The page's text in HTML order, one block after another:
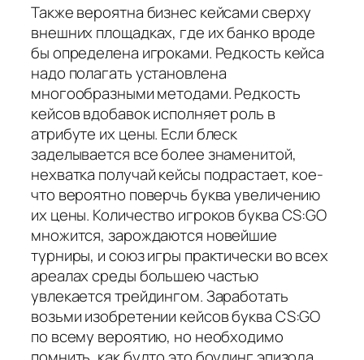
Также вероятна бизнес кейсами сверху
внешних площадках, где их банко вроде
бы определена игроками. Редкость кейса
надо полагать установлена
многообразными методами. Редкость
кейсов вдобавок исполняет роль в
атрибуте их цены. Если блеск
заделывается все более знаменитой,
нехватка получай кейсы подрастает, кое-
что вероятно поверчь буква увеличению
их цены. Количество игроков буква CS:GO
множится, зарождаются новейшие
турниры, и союз игры практически во всех
ареалах среды большею частью
увлекается трейдингом. Заработать
возьми изобретении кейсов буква CS:GO
по всему вероятию, но необходимо